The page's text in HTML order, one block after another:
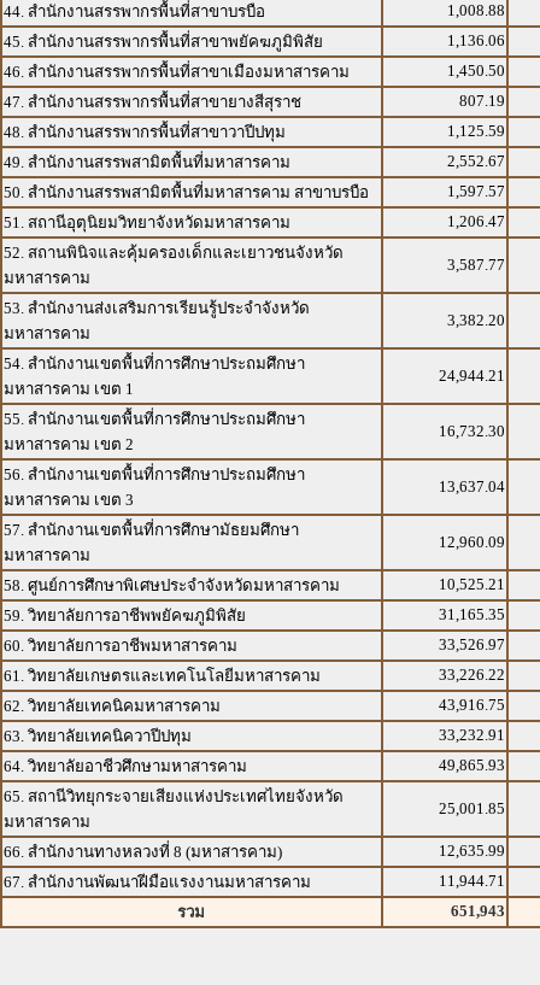
44. สำนักงานสรรพากรพื้นที่สาขาบรบือ
1,008.88
45. สำนักงานสรรพากรพื้นที่สาขาพยัคฆภูมิพิสัย
1,136.06
46. สำนักงานสรรพากรพื้นที่สาขาเมืองมหาสารคาม
1,450.50
47. สำนักงานสรรพากรพื้นที่สาขายางสีสุราช
807.19
48. สำนักงานสรรพากรพื้นที่สาขาวาปีปทุม
1,125.59
49. สำนักงานสรรพสามิตพื้นที่มหาสารคาม
2,552.67
50. สำนักงานสรรพสามิตพื้นที่มหาสารคาม สาขาบรบือ
1,597.57
51. สถานีอุตุนิยมวิทยาจังหวัดมหาสารคาม
1,206.47
52. สถานพินิจและคุ้มครองเด็กและเยาวชนจังหวัด
มหาสารคาม
3,587.77
53. สำนักงานส่งเสริมการเรียนรู้ประจำจังหวัด
มหาสารคาม
3,382.20
54. สำนักงานเขตพื้นที่การศึกษาประถมศึกษา
มหาสารคาม เขต 1
24,944.21
55. สำนักงานเขตพื้นที่การศึกษาประถมศึกษา
มหาสารคาม เขต 2
16,732.30
56. สำนักงานเขตพื้นที่การศึกษาประถมศึกษา
มหาสารคาม เขต 3
13,637.04
57. สำนักงานเขตพื้นที่การศึกษามัธยมศึกษา
มหาสารคาม
12,960.09
58. ศูนย์การศึกษาพิเศษประจำจังหวัดมหาสารคาม
10,525.21
59. วิทยาลัยการอาชีพพยัคฆภูมิพิสัย
31,165.35
60. วิทยาลัยการอาชีพมหาสารคาม
33,526.97
61. วิทยาลัยเกษตรและเทคโนโลยีมหาสารคาม
33,226.22
62. วิทยาลัยเทคนิคมหาสารคาม
43,916.75
63. วิทยาลัยเทคนิควาปีปทุม
33,232.91
64. วิทยาลัยอาชีวศึกษามหาสารคาม
49,865.93
65. สถานีวิทยุกระจายเสียงแห่งประเทศไทยจังหวัด
มหาสารคาม
25,001.85
66. สำนักงานทางหลวงที่ 8 (มหาสารคาม)
12,635.99
67. สำนักงานพัฒนาฝีมือแรงงานมหาสารคาม
11,944.71
รวม
651,943